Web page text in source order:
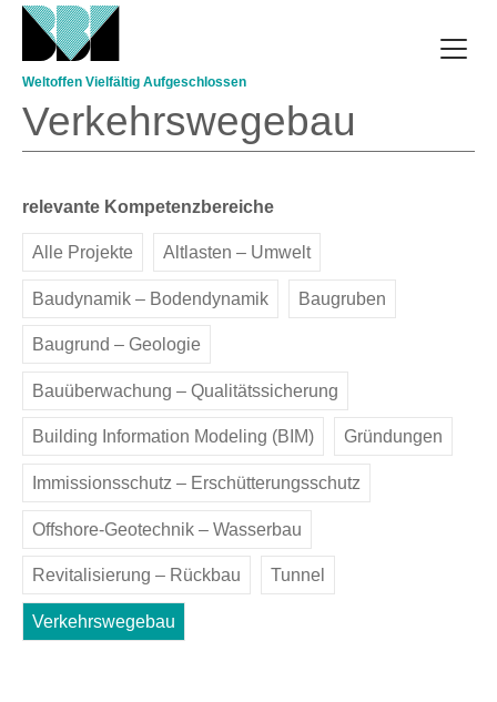
Direkt zum Inhalt
Weltoffen Vielfältig Aufgeschlossen
Verkehrswegebau
relevante Kompetenzbereiche
Alle Projekte Altlasten – Umwelt
Baudynamik – Bodendynamik Baugruben
Baugrund – Geologie
Bauüberwachung – Qualitätssicherung
Building Information Modeling (BIM) Gründungen
Immissionsschutz – Erschütterungsschutz
Offshore-Geotechnik – Wasserbau
Revitalisierung – Rückbau Tunnel
Verkehrswegebau